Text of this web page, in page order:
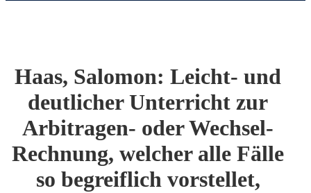
Haas, Salomon: Leicht- und
deutlicher Unterricht zur
Arbitragen- oder Wechsel-
Rechnung, welcher alle Fälle
so begreiflich vorstellet,